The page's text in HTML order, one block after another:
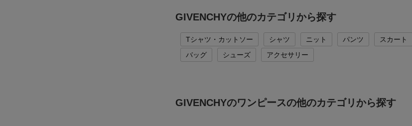
GIVENCHYの他のカテゴリから探す
Tシャツ・カットソー シャツ ニット パンツ スカート
バッグ
シューズ アクセサリー
GIVENCHYのワンピースの他のカテゴリから探す